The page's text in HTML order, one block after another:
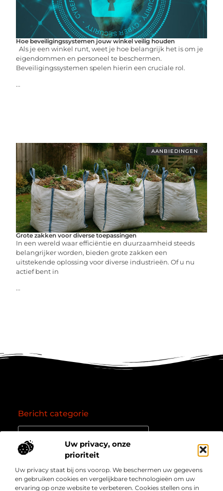
Uw privacy, onze
prioriteit
Uw privacy staat bij ons voorop. We beschermen uw gegevens
en gebruiken cookies en vergelijkbare technologieën om uw
ervaring op onze website te verbeteren. Cookies stellen ons in
Hoe beveiligingssystemen jouw winkel veilig houden
Als je een winkel runt, weet je hoe belangrijk het is om je
eigendommen en personeel te beschermen.
Beveiligingssystemen spelen hierin een cruciale rol.
...
AANBIEDINGEN
Grote zakken voor diverse toepassingen
In een wereld waar efficiëntie en duurzaamheid steeds
belangrijker worden, bieden grote zakken een
uitstekende oplossing voor diverse industrieën. Of u nu
actief bent in
...
Over
” Jouw bron voor kennis, inzichten en inspiratie “
Onze informatie
Bericht categorie